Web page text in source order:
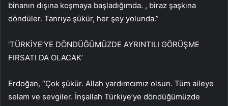
binanın dışına koşmaya başladığımda. , biraz şaşkına
döndüler. Tanrıya şükür, her şey yolunda.”
‘TÜRKİYE’YE DÖNDÜĞÜMÜZDE AYRINTILI GÖRÜŞME
FIRSATI DA OLACAK’
Erdoğan, “Çok şükür. Allah yardımcımız olsun. Tüm aileye
selam ve sevgiler. İnşallah Türkiye’ye döndüğümüzde